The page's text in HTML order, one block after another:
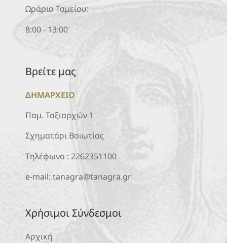
Ωράριο Ταμείου:
8:00 - 13:00
Βρείτε μας
ΔΗΜΑΡΧΕΙΟ
Παμ. Ταξιαρχών 1
Σχηματάρι Βοιωτίας
Τηλέφωνο : 2262351100
e-mail: tanagra@tanagra.gr
Χρήσιμοι Σύνδεσμοι
Αρχική